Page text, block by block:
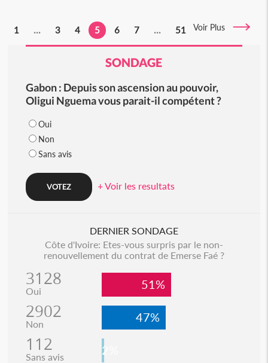
1 ... 3 4 5 6 7 ... 51 Voir Plus
SONDAGE
Gabon : Depuis son ascension au pouvoir,
Oligui Nguema vous parait-il compétent ?
Oui
Non
Sans avis
+ Voir les resultats
DERNIER SONDAGE
Côte d'Ivoire: Etes-vous surpris par le non-
renouvellement du contrat de Emerse Faé ?
3128
Oui 51%
2902
Non 47%
112
Sans avis 2%